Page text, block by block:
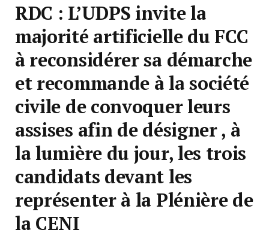
RDC : L’UDPS invite la
majorité artificielle du FCC
à reconsidérer sa démarche
et recommande à la société
civile de convoquer leurs
assises afin de désigner , à
la lumière du jour, les trois
candidats devant les
représenter à la Plénière de
la CENI